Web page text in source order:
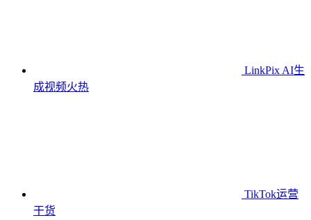
LinkPix AI生
成视频火热
TikTok运营
干货